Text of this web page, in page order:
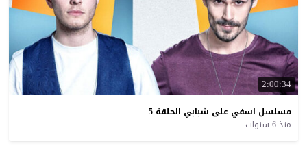
2:00:34
مسلسل اسفي على شبابي الحلقة 5
منذ 6 سنوات